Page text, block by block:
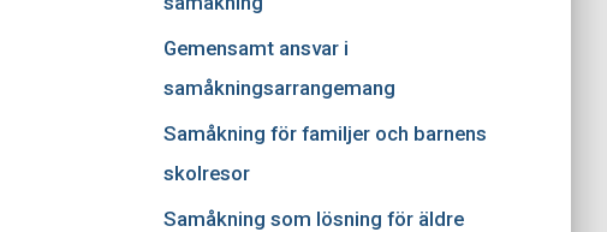
Gemensamt ansvar i
samåkningsarrangemang
Samåkning för familjer och barnens
skolresor
Samåkning som lösning för äldre